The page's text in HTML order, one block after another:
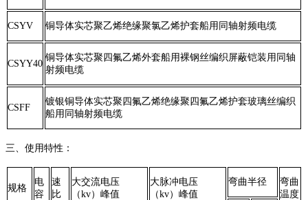
CSYV 铜导体实芯聚乙烯绝缘聚氯乙烯护套船用同轴射频电缆
CSYY40
铜导体实芯聚四氟乙烯外套船用裸钢丝编织屏蔽铠装用同轴
射频电缆
CSFF
镀银铜导体实芯聚四氟乙烯绝缘聚四氟乙烯护套玻璃丝编织
船用同轴射频电缆
三、使用特性：
规格
电
容
速
比
大交流电压
（kv）峰值
大脉冲电压
（kv）峰值
弯曲半径
弯曲
温度